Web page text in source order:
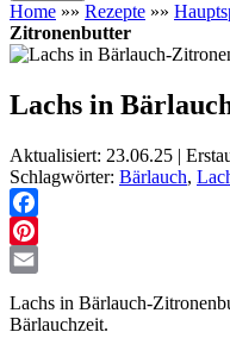
Home »» Rezepte »»
Zitronenbutter
Lachs in
Aktualisiert: 23.06.25 |
Schlagwörter: Bärlauch,
Facebook
Pinterest
Lachs in Bärlauch-
Bärlauchzeit.